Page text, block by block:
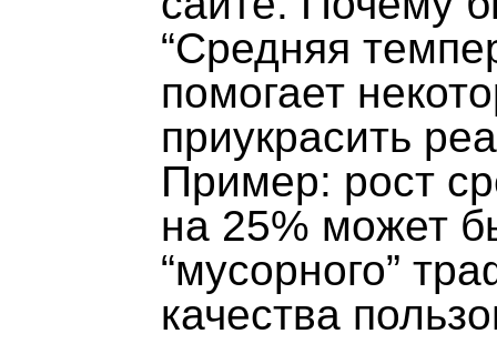
“Средняя
помогает
приукрасить
Пример: рост
на 25% может
“мусорного”
качества